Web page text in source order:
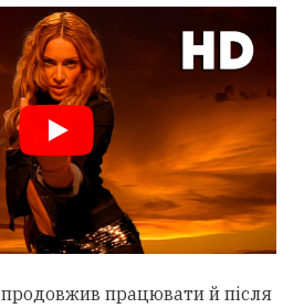
продовжив працювати й після